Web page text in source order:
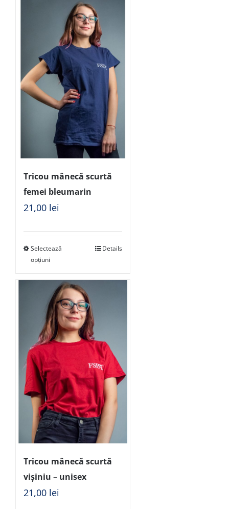
Tricou mânecă scurtă
femei bleumarin
21,00 lei
Selectează
opțiuni
Details
Tricou mânecă scurtă
vișiniu – unisex
21,00 lei